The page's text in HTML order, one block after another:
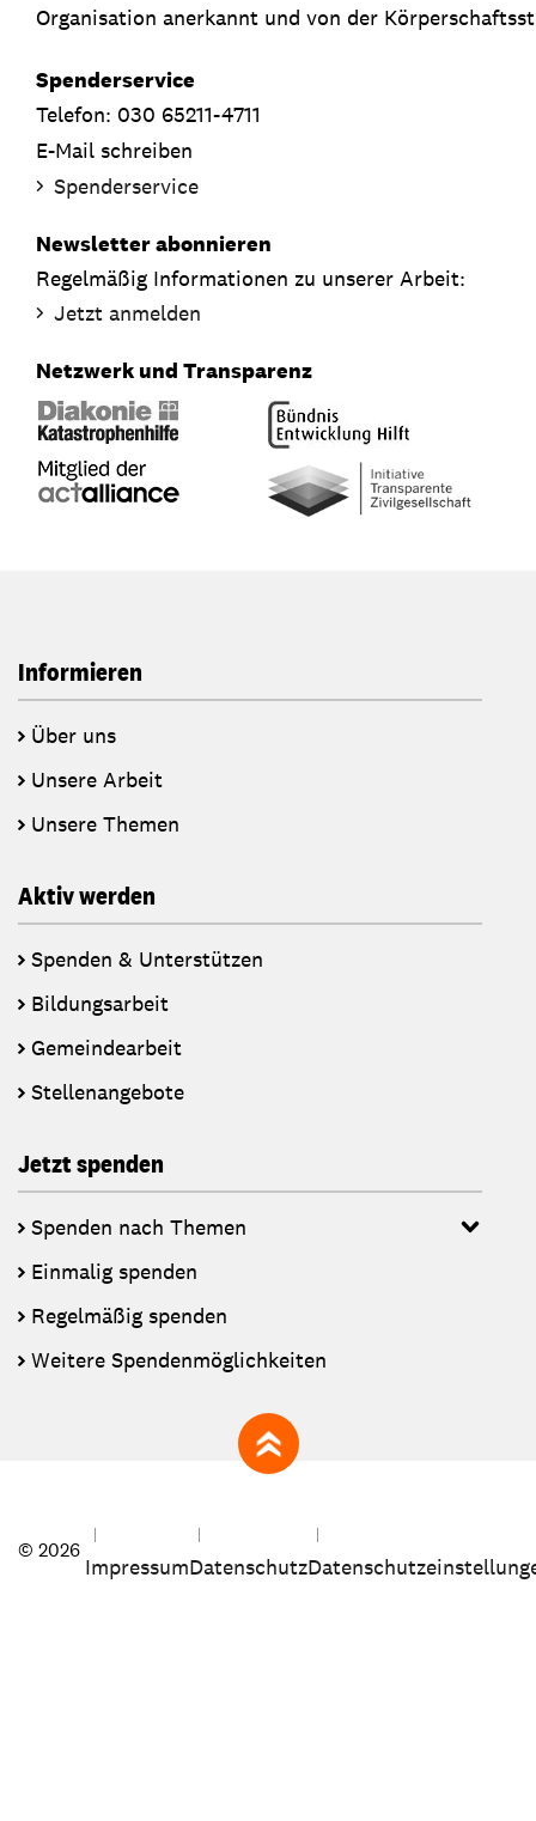
Organisation anerkannt und von der
Spenderservice
Telefon: 030 65211-4711
E-Mail schreiben
Spenderservice
Newsletter abonnieren
Regelmäßig Informationen zu unserer Arbeit:
Jetzt anmelden
Netzwerk und Transparenz
Informieren
Über uns
Unsere Arbeit
Unsere Themen
Aktiv werden
Spenden & Unterstützen
Bildungsarbeit
Gemeindearbeit
Stellenangebote
Jetzt spenden
Spenden nach Themen
Einmalig spenden
Regelmäßig spenden
Weitere Spendenmöglichkeiten
zum Seitenanfang
© 2026
ImpressumDatenschutz